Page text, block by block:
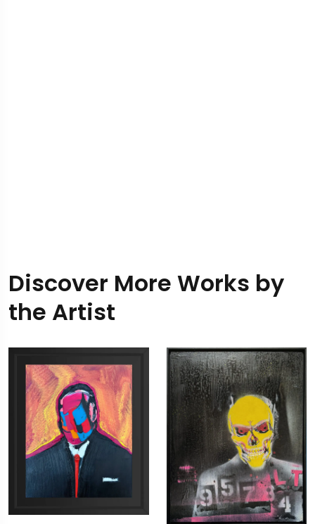
Discover More Works by
the Artist